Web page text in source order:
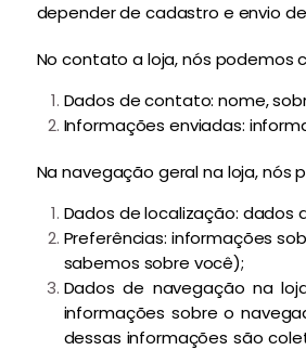
depender de cadastro e envio
No contato a loja, nós podemos
Dados de contato: nome,
Informações enviadas:
Na navegação geral na loja, nós
Dados de localização: dados
Preferências: informações
sabemos sobre você);
Dados de navegação na
informações sobre o
dessas informações são